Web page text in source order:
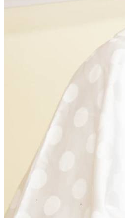
Citoyenneté
28 November 2025